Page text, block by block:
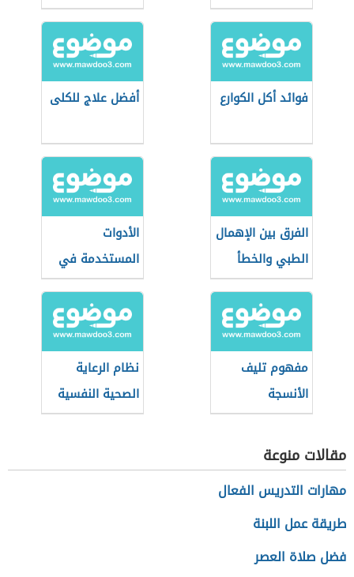
فوائد أكل الكوارع أفضل علاج للكلى
الفرق بين الإهمال
الطبي والخطأ
الطبي
الأدوات
المستخدمة في
طب النساء
والتوليد
مفهوم تليف
الأنسجة
نظام الرعاية
الصحية النفسية
(نظام سعودي)
مقالات منوعة
مهارات التدريس الفعال
طريقة عمل اللبنة
فضل صلاة العصر